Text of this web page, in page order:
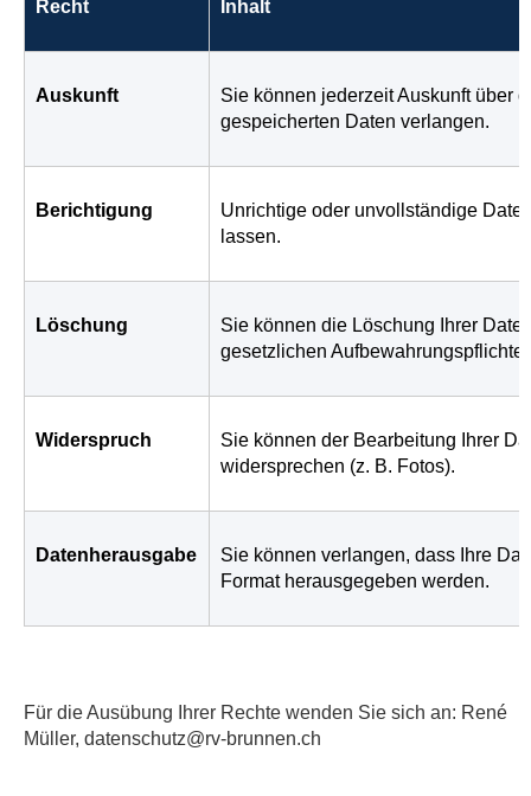
Recht Inhalt
Auskunft
Sie können jederzeit Auskunft über
gespeicherten Daten verlangen.
Berichtigung
Unrichtige oder unvollständige
lassen.
Löschung
Sie können die Löschung Ihrer
gesetzlichen
Widerspruch
Sie können der Bearbeitung Ihrer
widersprechen (z. B. Fotos).
Datenherausgabe
Sie können verlangen, dass Ihre
Format herausgegeben werden.
Für die Ausübung Ihrer Rechte wenden Sie sich an: René
Müller, datenschutz@rv-brunnen.ch